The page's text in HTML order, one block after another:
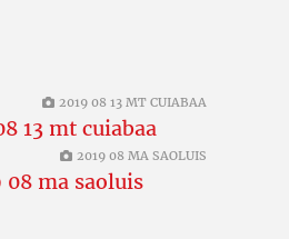
2019 08 13 MT CUIABAA
2019 08 MA SAOLUIS